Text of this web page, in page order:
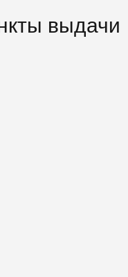
выдачи